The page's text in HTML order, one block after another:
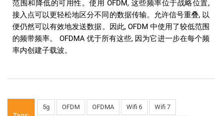
范围和降低的可用性。使用 OFDM, 这些频率位于战略位置,
接入点可以更轻松地区分不同的数据传输。允许信号重叠, 以
便仍然可以有效地发送数据。因此, OFDM 中使用了较低范围
的频带频率。 OFDMA 优于所有这些, 因为它进一步在每个频
率内创建子载波。
5g OFDM OFDMA Wifi 6 Wifi 7